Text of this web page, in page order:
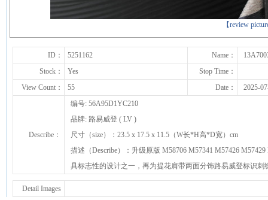
【review
ID： 5251162 Name：
Stock：
Yes
Stop Time：
View Count：
55 Date： 2025-
Describe：
编号: 56A95D1YC210
品牌: 路易威登 ( LV )
尺寸（size）：23.5 x 17.5 x 11.5（W长*H高*D宽）cm
描述（Describe）：升级原版 M58706 M57341 M57426
具标志性的设计之一，再为提花肩带两面分饰路易威登标识
Detail Images